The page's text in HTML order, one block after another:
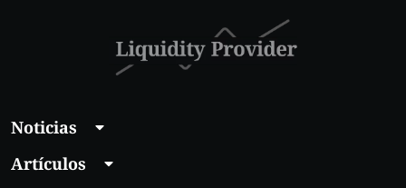
Noticias
Artículos